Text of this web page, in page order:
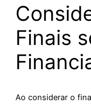
Finais
Ao considerar o